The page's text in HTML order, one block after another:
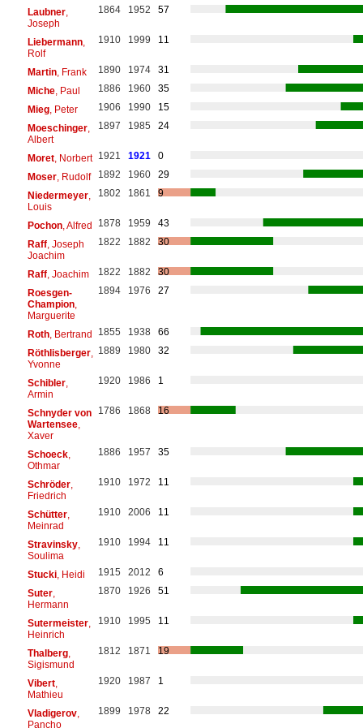
Laubner,
Joseph
1864 1952 57
Liebermann,
Rolf
1910 1999 11
Martin, Frank 1890 1974
31
Miche, Paul 1886 1960
35
Mieg, Peter 1906 1990
15
Moeschinger,
Albert
1897 1985 24
Moret, Norbert 1921 1921
0
Moser, Rudolf 1892 1960
29
Niedermeyer,
Louis
1802 1861 9
Pochon, Alfred 1878 1959
43
Raff, Joseph
Joachim
1822 1882 30
Raff, Joachim 1822 1882
30
Roesgen-
Champion,
Marguerite
1894 1976 27
Roth, Bertrand 1855 1938
66
Röthlisberger,
Yvonne
1889 1980 32
Schibler,
Armin
1920 1986 1
Schnyder von
Wartensee,
Xaver
1786 1868 16
Schoeck,
Othmar
1886 1957 35
Schröder,
Friedrich
1910 1972 11
Schütter,
Meinrad
1910 2006 11
Stravinsky,
Soulima
1910 1994 11
Stucki, Heidi 1915 2012
6
Suter,
Hermann
1870 1926 51
Sutermeister,
Heinrich
1910 1995 11
Thalberg,
Sigismund
1812 1871 19
Vibert,
Mathieu
1920 1987 1
Vladigerov,
Pancho
1899 1978 22